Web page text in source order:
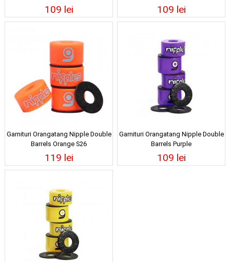
109 lei 109 lei
Garnituri Orangatang Nipple Double
Barrels Orange S26
119 lei
Garnituri Orangatang Nipple Double
Barrels Purple
109 lei